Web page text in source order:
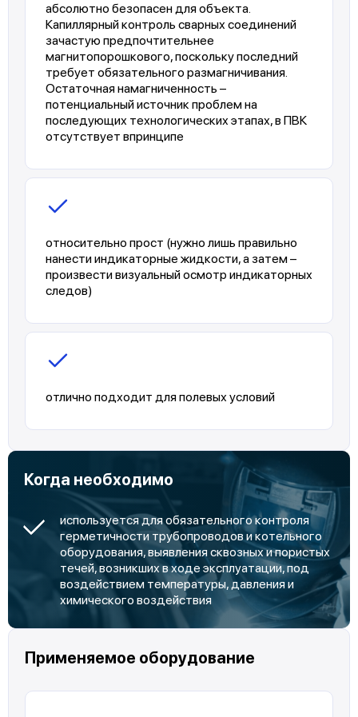
абсолютно безопасен для объекта.
Капиллярный контроль сварных соединений
зачастую предпочтительнее
магнитопорошкового, поскольку последний
требует обязательного размагничивания.
Остаточная намагниченность –
потенциальный источник проблем на
последующих технологических этапах, в ПВК
отсутствует впринципе
относительно прост (нужно лишь правильно
нанести индикаторные жидкости, а затем –
произвести визуальный осмотр индикаторных
следов)
отлично подходит для полевых условий
Когда необходимо
используется для обязательного контроля
герметичности трубопроводов и котельного
оборудования, выявления сквозных и пористых
течей, возникших в ходе эксплуатации, под
воздействием температуры, давления и
химического воздействия
Применяемое оборудование